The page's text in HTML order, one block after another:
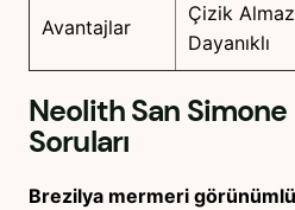
Avantajlar
Çizik
Dayanıklı
Neolith San Simone
Soruları
Brezilya mermeri